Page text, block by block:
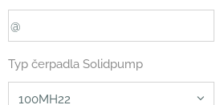
Typ čerpadla Solidpump